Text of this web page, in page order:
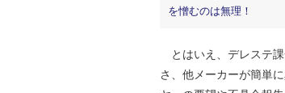
を憎むのは無理！
とはいえ、デレステ課
さ、他メーカーが簡単